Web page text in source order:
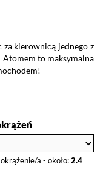
za kierownicą jednego z
Atomem to maksymalna
okrążenie/a - około: 2.4